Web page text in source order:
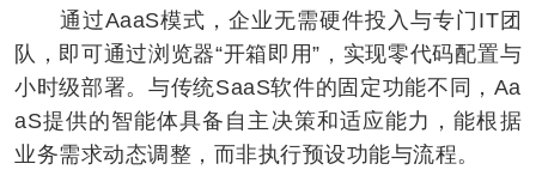
通过AaaS模式，企业无需硬件投入与专门IT团
队，即可通过浏览器“开箱即用”，实现零代码配置与
小时级部署。与传统SaaS软件的固定功能不同，Aa
aS提供的智能体具备自主决策和适应能力，能根据
业务需求动态调整，而非执行预设功能与流程。